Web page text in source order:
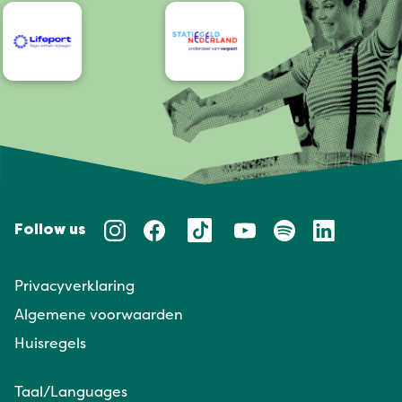
Follow us
Privacyverklaring
Algemene voorwaarden
Huisregels
Taal/Languages